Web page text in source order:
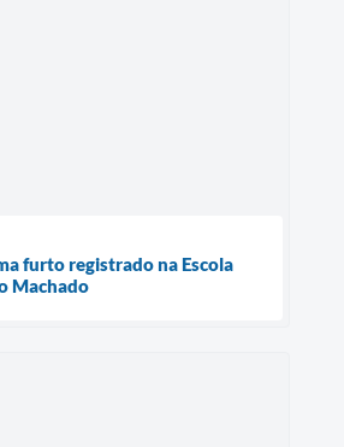
furto registrado na Escola
Machado